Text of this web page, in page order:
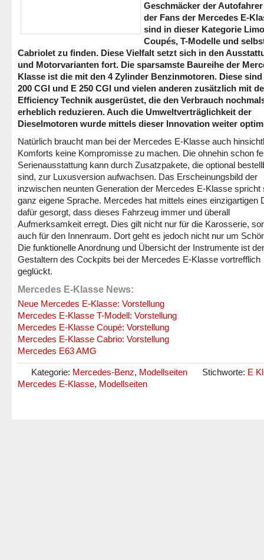
Geschmäcker der
der Fans der Mercedes E-
sind in dieser Kategorie
Coupés, T-Modelle und
Cabriolet zu finden. Diese Vielfalt setzt sich in den
und Motorvarianten fort. Die sparsamste Baureihe der
Klasse ist die mit den 4 Zylinder Benzinmotoren. Diese sind
200 CGI und E 250 CGI und vielen anderen zusätzlich mit
Efficiency Technik ausgerüstet, die den Verbrauch
erheblich reduzieren. Auch die Umweltverträglichkeit der
Dieselmotoren wurde mittels dieser Innovation weiter
Natürlich braucht man bei der Mercedes E-Klasse auch
Komforts keine Kompromisse zu machen. Die ohnehin schon
Serienausstattung kann durch Zusatzpakete, die optional
sind, zur Luxusversion aufwachsen. Das Erscheinungsbild der
inzwischen neunten Generation der Mercedes E-Klasse spricht
ganz eigene Sprache. Mercedes hat mittels eines einzigartigen
dafür gesorgt, dass dieses Fahrzeug immer und überall
Aufmerksamkeit erregt. Dies gilt nicht nur für die Karosserie,
auch für den Innenraum. Dort geht es jedoch nicht nur um
Die funktionelle Anordnung und Übersicht der Instrumente ist
Gestaltern des Cockpits bei der Mercedes E-Klasse vortrefflich
geglückt.
Mercedes E-Klasse News:
Neue Mercedes E-Klasse: Vorstellung
Mercedes E-Klasse T-Modell: Vorstellung
Mercedes E-Klasse Coupé: Vorstellung
Mercedes E-Klasse Cabrio: Vorstellung
Mercedes E63 AMG
Kategorie: Mercedes-Benz, Modellseiten Stichworte: E
Mercedes E-Klasse, Modellseiten